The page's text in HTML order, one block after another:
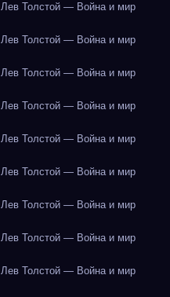
Лев Толстой — Война и мир
Лев Толстой — Война и мир
Лев Толстой — Война и мир
Лев Толстой — Война и мир
Лев Толстой — Война и мир
Лев Толстой — Война и мир
Лев Толстой — Война и мир
Лев Толстой — Война и мир
Лев Толстой — Война и мир